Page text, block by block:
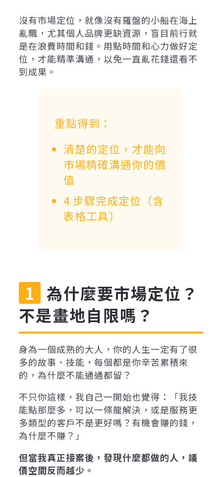
沒有市場定位，就像沒有羅盤的小船在海上
亂飄，尤其個人品牌更缺資源，盲目前行就
是在浪費時間和錢。用點時間和心力做好定
位，才能精準溝通，以免一直亂花錢還看不
到成果。
重點得到：
清楚的定位，才能向
市場精確溝通你的價
值
4 步驟完成定位（含
表格工具）
為什麼要市場定位？
不是畫地自限嗎？
身為一個成熟的大人，你的人生一定有了很
多的故事、技能，每個都是你辛苦累積來
的，為什麼不能通通都留？
不只你這樣，我自己一開始也覺得：「我技
能點那麼多，可以一條龍解決，或是服務更
多類型的客戶不是更好嗎？有機會賺的錢，
為什麼不賺？」
但當我真正接案後，發現什麼都做的人，議
價空間反而越少。